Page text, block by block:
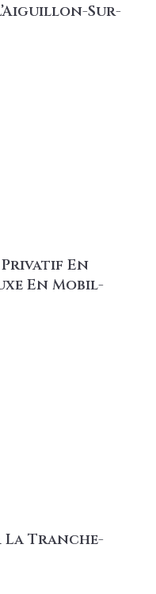
Sur-
Privatif En
En Mobil-
La Tranche-